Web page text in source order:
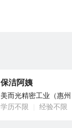
保洁阿姨
美而光精密工业（惠
学历不限
经验不限